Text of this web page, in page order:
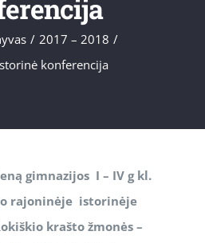
/ 2017 – 2018 /
konferencija
gimnazijos I – IV g kl.
rajoninėje istorinėje
krašto žmonės –